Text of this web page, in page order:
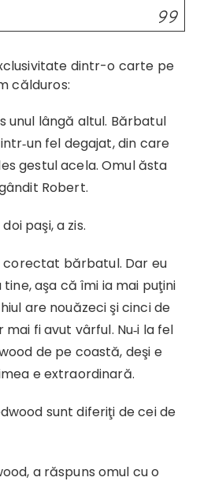
dintr-o carte pe
călduros:
unul lângă altul. Bărbatul
fel degajat, din care
gestul acela. Omul ăsta
Robert.
paşi, a zis.
corectat bărbatul. Dar eu
aşa că îmi ia mai puţini
are nouăzeci şi cinci de
fi avut vârful. Nu‑i la fel
de pe coastă, deşi e
e extraordinară.
sunt diferiţi de cei de
a răspuns omul cu o